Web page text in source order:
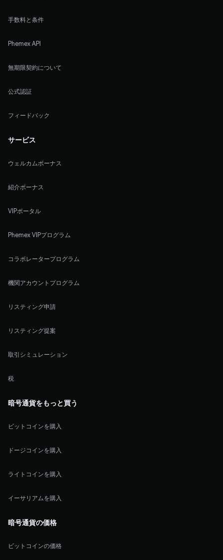
手数料と条件
Phemex API
無期限契約について
公式認証
フィードバック
サービス
ウェルカムボーナス
紹介ボーナス
VIPポータル
Phemex VIPプログラム
コラボレータープログラム
機関アカウントプログラム
リスティング申請
リスティング提案
取引シミュレーション
税
暗号通貨をもっと買う
ビットコインを購入
ドージコインを購入
ライトコインを購入
イーサリアムを購入
暗号通貨の価格
ビットコインの価格